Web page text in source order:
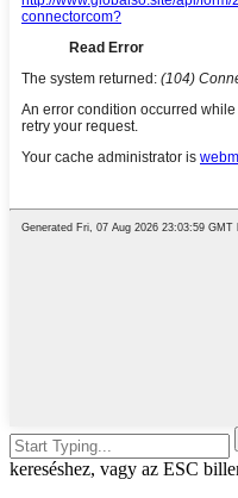
kereséshez, vagy az ESC